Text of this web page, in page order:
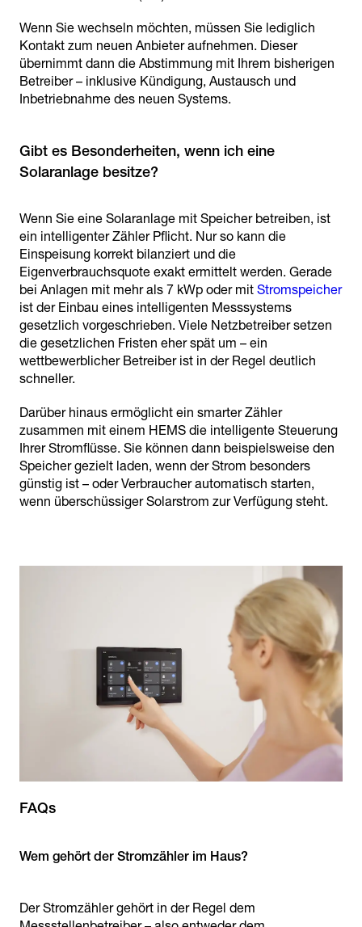
Wenn Sie wechseln möchten, müssen Sie lediglich
Kontakt zum neuen Anbieter aufnehmen. Dieser
übernimmt dann die Abstimmung mit Ihrem bisherigen
Betreiber – inklusive Kündigung, Austausch und
Inbetriebnahme des neuen Systems.
Gibt es Besonderheiten, wenn ich eine
Solaranlage besitze?
Wenn Sie eine Solaranlage mit Speicher betreiben, ist
ein intelligenter Zähler Pflicht. Nur so kann die
Einspeisung korrekt bilanziert und die
Eigenverbrauchsquote exakt ermittelt werden. Gerade
bei Anlagen mit mehr als 7 kWp oder mit Stromspeicher
ist der Einbau eines intelligenten Messsystems
gesetzlich vorgeschrieben. Viele Netzbetreiber setzen
die gesetzlichen Fristen eher spät um – ein
wettbewerblicher Betreiber ist in der Regel deutlich
schneller.
Darüber hinaus ermöglicht ein smarter Zähler
zusammen mit einem HEMS die intelligente Steuerung
Ihrer Stromflüsse. Sie können dann beispielsweise den
Speicher gezielt laden, wenn der Strom besonders
günstig ist – oder Verbraucher automatisch starten,
wenn überschüssiger Solarstrom zur Verfügung steht.
FAQs
Wem gehört der Stromzähler im Haus?
Der Stromzähler gehört in der Regel dem